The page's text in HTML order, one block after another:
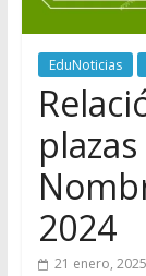
EduNoticias
2024
21 enero, 2025